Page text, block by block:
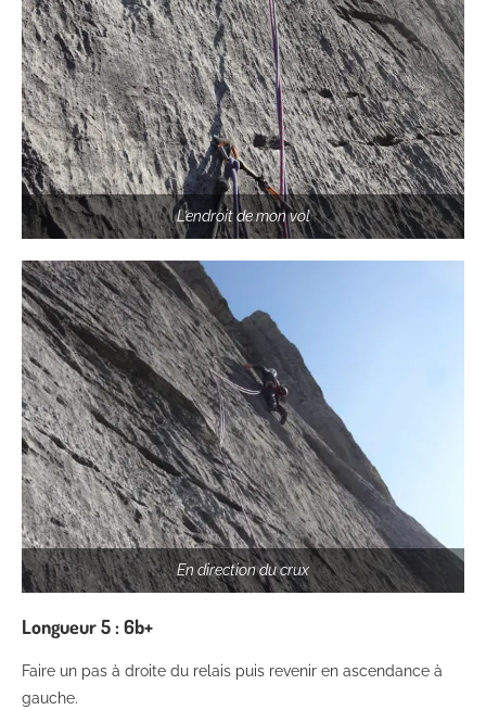
L’endroit de mon vol
En direction du crux
Longueur5 : 6b+
Faire un pas à droite du relais puis revenir en ascendance à
gauche.